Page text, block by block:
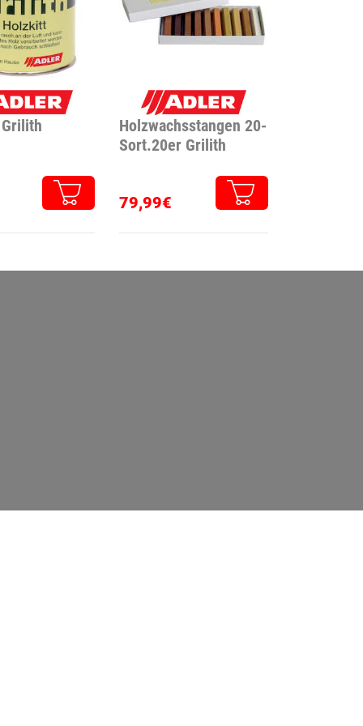
Holzwachsstangen 20-
Sort.20er Grilith
79,99€